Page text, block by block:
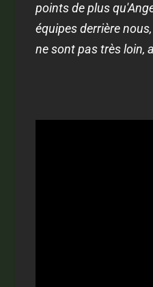
points de plus
équipes derrière
ne sont pas très loin,